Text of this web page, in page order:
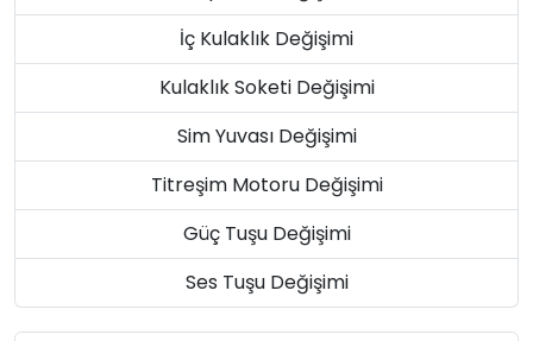
İç Kulaklık Değişimi
Kulaklık Soketi Değişimi
Sim Yuvası Değişimi
Titreşim Motoru Değişimi
Güç Tuşu Değişimi
Ses Tuşu Değişimi